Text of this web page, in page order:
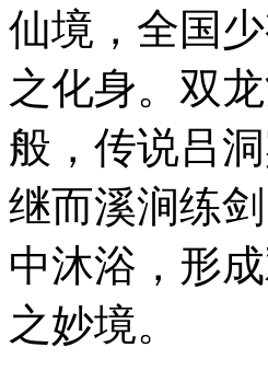
仙境，全国
之化身。双
般，传说吕
继而溪涧练
中沐浴，形
之妙境。